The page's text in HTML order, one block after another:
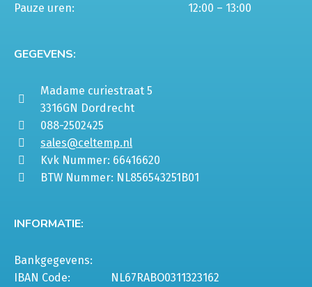
Pauze uren:
12:00 – 13:00
GEGEVENS:
Madame curiestraat 5
3316GN Dordrecht
088-2502425
sales@celtemp.nl
Kvk Nummer: 66416620
BTW Nummer: NL856543251B01
INFORMATIE:
Bankgegevens:
IBAN Code:
NL67RABO0311323162